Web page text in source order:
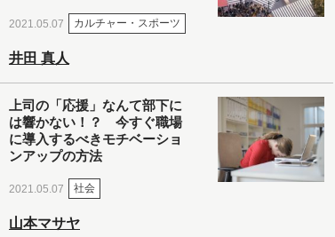
2021.05.07 カルチャー・スポーツ
井田 真人
上司の「応援」なんて部下に
は響かない！？ 今すぐ職場
に導入するべきモチベーショ
ンアップの方法
2021.05.07 社会
山本マサヤ